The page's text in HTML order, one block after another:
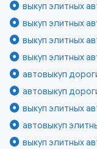
выкуп элитных
выкуп элитных
выкуп элитных
выкуп элитных
автовыкуп
автовыкуп
выкуп элитных
автовыкуп
выкуп элитных